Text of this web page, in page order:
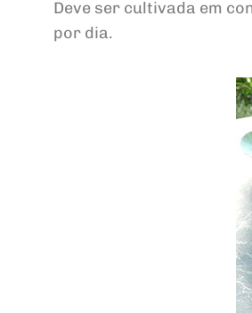
Deve ser cultivada em
por dia.